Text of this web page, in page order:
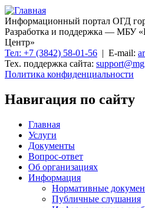
Информационный портал ОГД
Разработка и поддержка — МБУ
Центр»
Тел: +7 (3842) 58-01-56 | E-mail:
Тех. поддержка сайта:
Политика конфиденциальности
Навигация по сайту
Главная
Услуги
Документы
Вопрос-ответ
Об организациях
Информация
Нормативные
Публичные слушания